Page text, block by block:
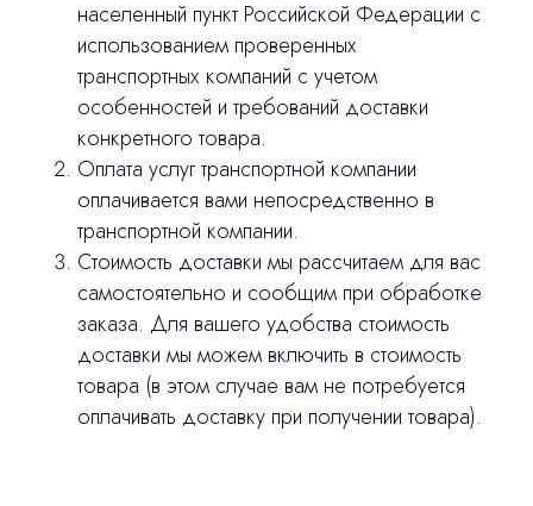
населенный пункт Российской Федерации с
использованием проверенных
транспортных компаний с учетом
особенностей и требований доставки
конкретного товара.
Оплата услуг транспортной компании
оплачивается вами непосредственно в
транспортной компании.
Стоимость доставки мы рассчитаем для вас
самостоятельно и сообщим при обработке
заказа. Для вашего удобства стоимость
доставки мы можем включить в стоимость
товара (в этом случае вам не потребуется
оплачивать доставку при получении товара).
Остались вопросы
оставьте контакты, мы свяжемся и
ответим на все вопросы
© 2024 ЛС Дентал Групп